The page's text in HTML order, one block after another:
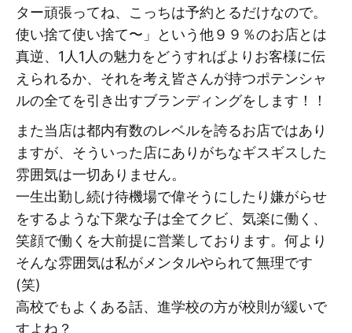
ター頑張ってね、こっちは予約とるだけなので。
使い捨て使い捨て〜」という他９９％のお店とは
真逆、1人1人の魅力をどうすればよりお客様に伝
えられるか、それを考え皆さんが持つポテンシャ
ルの全てを引き出すブランディングをします！！
また当店は都内有数のレベルを誇るお店ではあり
ますが、そういった店にありがちなギスギスした
雰囲気は一切ありません。
一生出勤し続け待機場で偉そうにしたり嫌がらせ
をするような下衆な子は全てクビ、気楽に働く、
笑顔で働くを大前提に営業しております。何より
そんな雰囲気は私がメンタルやられて無理です
(笑)
高校でもよくある話、進学校の方が校則が緩いで
すよね？